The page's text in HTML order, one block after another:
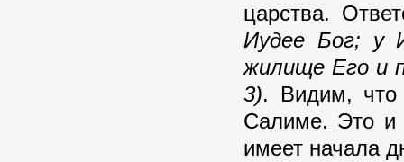
царства.
Иудее Бог; у
жилище Его и
3). Видим, что
Салиме. Это и
имеет начала